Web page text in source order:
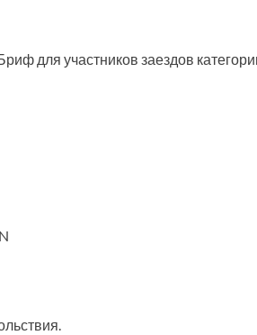
для участников заездов